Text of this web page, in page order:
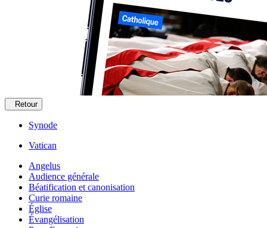
Retour
Synode
Vatican
Angelus
Audience générale
Béatification et canonisation
Curie romaine
Église
Évangélisation